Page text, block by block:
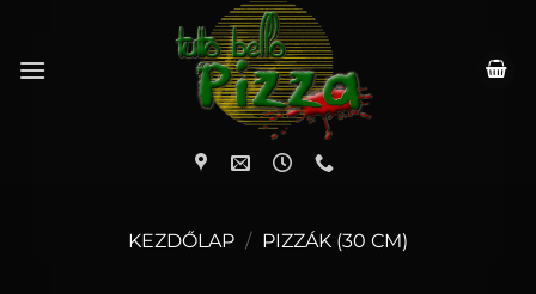
content
KEZDŐLAP / PIZZÁK (30 CM)